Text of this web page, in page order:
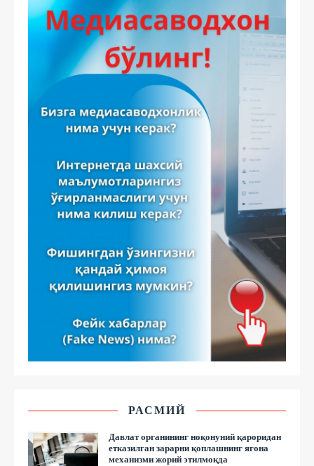
РАСМИЙ
Давлат органининг ноқонуний қароридан
етказилган зарарни қоплашнинг ягона
механизми жорий этилмоқда